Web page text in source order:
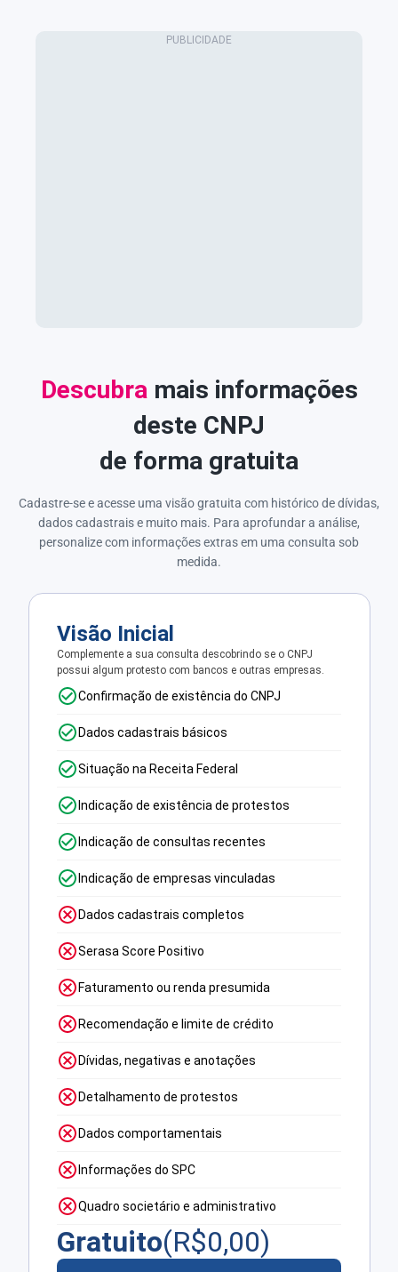
Descubra mais informações
deste CNPJ
de forma gratuita
Cadastre-se e acesse uma visão gratuita com histórico de dívidas,
dados cadastrais e muito mais. Para aprofundar a análise,
personalize com informações extras em uma consulta sob
medida.
Visão Inicial
Complemente a sua consulta descobrindo se o CNPJ
possui algum protesto com bancos e outras empresas.
Confirmação de existência do CNPJ
Dados cadastrais básicos
Situação na Receita Federal
Indicação de existência de protestos
Indicação de consultas recentes
Indicação de empresas vinculadas
Dados cadastrais completos
Serasa Score Positivo
Faturamento ou renda presumida
Recomendação e limite de crédito
Dívidas, negativas e anotações
Detalhamento de protestos
Dados comportamentais
Informações do SPC
Quadro societário e administrativo
Gratuito(R$0,00)